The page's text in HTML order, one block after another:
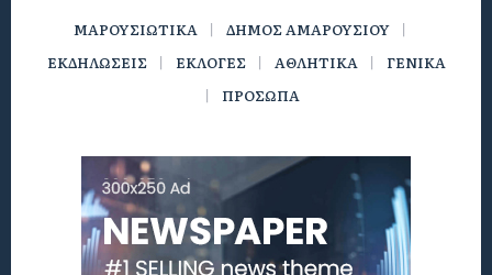
ΜΑΡΟΥΣΙΩΤΙΚΑ
ΔΗΜΟΣ ΑΜΑΡΟΥΣΙΟΥ
ΕΚΔΗΛΩΣΕΙΣ
ΕΚΛΟΓΕΣ ΑΘΛΗΤΙΚΑ
ΓΕΝΙΚΑ
ΠΡΟΣΩΠΑ